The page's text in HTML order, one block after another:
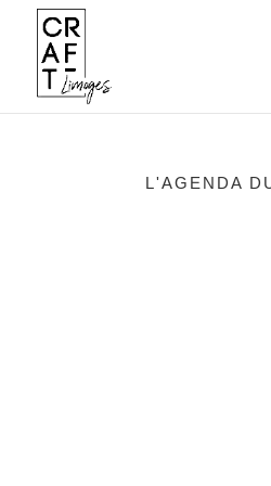
L'AGENDA